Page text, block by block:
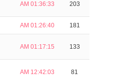
AM 01:36:33 203
AM 01:26:40 181
AM 01:17:15 133
AM 12:42:03 81